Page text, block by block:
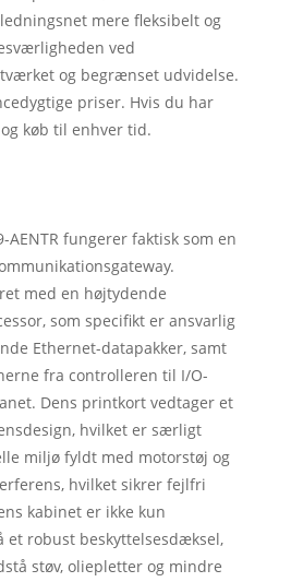
mere fleksibelt og
ved
og begrænset udvidelse.
priser. Hvis du har
køb til enhver tid.
AENTR fungerer faktisk som en
med en højtydende
som specifikt er ansvarlig
Ethernet-datapakker, samt
fra controlleren til I/O-
Dens printkort vedtager et
hvilket er særligt
miljø fyldt med motorstøj og
hvilket sikrer fejlfri
kabinet er ikke kun
et robust beskyttelsesdæksel,
støv, oliepletter og mindre